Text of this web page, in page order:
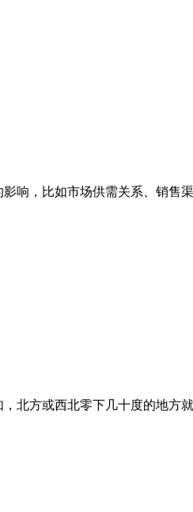
响，比如市场供需关系、销售
北方或西北零下几十度的地